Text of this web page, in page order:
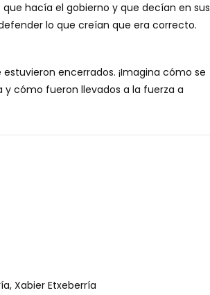
hacía el gobierno y que decían en sus
lo que creían que era correcto.
encerrados. ¡Imagina cómo se
cómo fueron llevados a la fuerza a
Xabier Etxeberría